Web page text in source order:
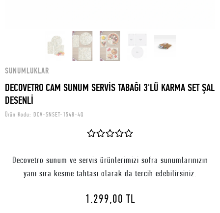
SUNUMLUKLAR
DECOVETRO CAM SUNUM SERVİS TABAĞI 3'LÜ KARMA SET ŞAL
DESENLİ
Ürün Kodu: DCV-SNSET-1548-4Q
Decovetro sunum ve servis ürünlerimizi sofra sunumlarınızın
yanı sıra kesme tahtası olarak da tercih edebilirsiniz.
1.299,00 TL